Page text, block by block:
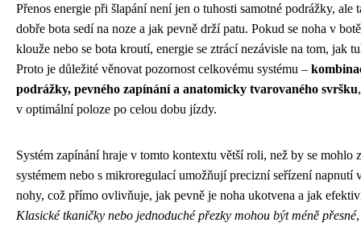
Přenos energie při šlapání není jen o tuhosti samotné podrážky, ale
dobře bota sedí na noze a jak pevně drží patu. Pokud se noha v
klouže nebo se bota kroutí, energie se ztrácí nezávisle na tom, jak
Proto je důležité věnovat pozornost celkovému systému –
podrážky, pevného zapínání a anatomicky tvarovaného svršku
v optimální poloze po celou dobu jízdy.
Systém zapínání hraje v tomto kontextu větší roli, než by se mohlo
systémem nebo s mikroregulací umožňují precizní seřízení napnutí
nohy, což přímo ovlivňuje, jak pevně je noha ukotvena a jak
Klasické tkaničky nebo jednoduché přezky mohou být méně přesné